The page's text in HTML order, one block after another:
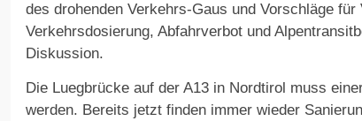
des drohenden Verkehrs-Gaus und Vorschläge für
Verkehrsdosierung, Abfahrverbot und
Diskussion.
Die Luegbrücke auf der A13 in Nordtirol muss
werden. Bereits jetzt finden immer wieder